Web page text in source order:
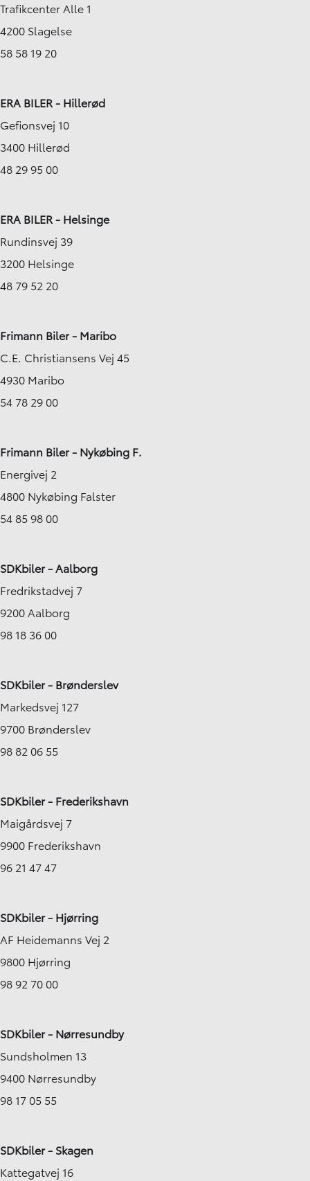
Trafikcenter Alle 1
4200 Slagelse
58 58 19 20
ERA BILER - Hillerød
Gefionsvej 10
3400 Hillerød
48 29 95 00
ERA BILER - Helsinge
Rundinsvej 39
3200 Helsinge
48 79 52 20
Frimann Biler - Maribo
C.E. Christiansens Vej 45
4930 Maribo
54 78 29 00
Frimann Biler - Nykøbing F.
Energivej 2
4800 Nykøbing Falster
54 85 98 00
SDKbiler - Aalborg
Fredrikstadvej 7
9200 Aalborg
98 18 36 00
SDKbiler - Brønderslev
Markedsvej 127
9700 Brønderslev
98 82 06 55
SDKbiler - Frederikshavn
Maigårdsvej 7
9900 Frederikshavn
96 21 47 47
SDKbiler - Hjørring
AF Heidemanns Vej 2
9800 Hjørring
98 92 70 00
SDKbiler - Nørresundby
Sundsholmen 13
9400 Nørresundby
98 17 05 55
SDKbiler - Skagen
Kattegatvej 16